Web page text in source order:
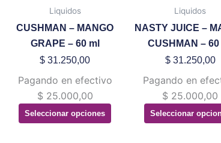
Liquidos
CUSHMAN – MANGO
GRAPE – 60 ml
$ 31.250,00
Pagando en efectivo
$ 25.000,00
Seleccionar opciones
variantes.
Las
opciones
se
elegir
en
la
Liquidos
NASTY JUICE –
CUSHMAN – 60
$31.250,00
Pagando en
$ 25.000,00
Seleccionar
Las
se
elegir
en
la